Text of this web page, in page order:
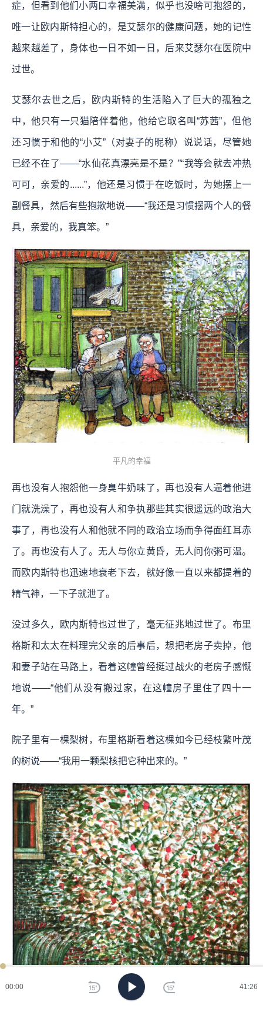
00:00 41:26
症，但看到他们小两口幸福美满，似乎也没啥可抱怨的，
唯一让欧内斯特担心的，是艾瑟尔的健康问题，她的记性
越来越差了，身体也一日不如一日，后来艾瑟尔在医院中
过世。
艾瑟尔去世之后，欧内斯特的生活陷入了巨大的孤独之
中，他只有一只猫陪伴着他，他给它取名叫“苏茜”，但他
还习惯于和他的“小艾”（对妻子的昵称）说说话，尽管她
已经不在了——“水仙花真漂亮是不是？”“我等会就去冲热
可可，亲爱的......”，他还是习惯于在吃饭时，为她摆上一
副餐具，然后有些抱歉地说——“我还是习惯摆两个人的餐
具，亲爱的，我真笨。”
平凡的幸福
再也没有人抱怨他一身臭牛奶味了，再也没有人逼着他进
门就洗澡了，再也没有人和争执那些其实很遥远的政治大
事了，再也没有人和他就不同的政治立场而争得面红耳赤
了。再也没有人了。无人与你立黄昏，无人问你粥可温。
而欧内斯特也迅速地衰老下去，就好像一直以来都提着的
精气神，一下子就泄了。
没过多久，欧内斯特也过世了，毫无征兆地过世了。布里
格斯和太太在料理完父亲的后事后，想把老房子卖掉，他
和妻子站在马路上，看着这幢曾经挺过战火的老房子感慨
地说——“他们从没有搬过家，在这幢房子里住了四十一
年。”
院子里有一棵梨树，布里格斯看着这棵如今已经枝繁叶茂
的树说——“我用一颗梨核把它种出来的。”